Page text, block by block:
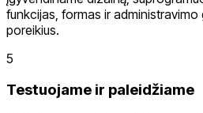
funkcijas, formas ir
poreikius.
5
Testuojame ir paleidžiame